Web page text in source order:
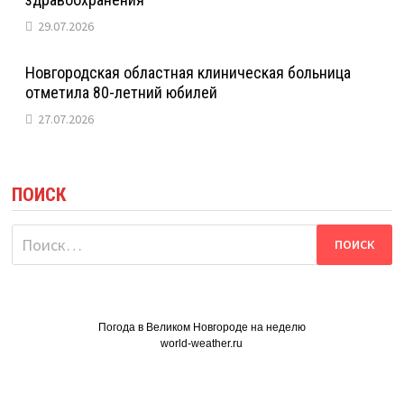
29.07.2026
Новгородская областная клиническая больница
отметила 80-летний юбилей
27.07.2026
ПОИСК
Найти:
Погода в Великом Новгороде на неделю
world-weather.ru